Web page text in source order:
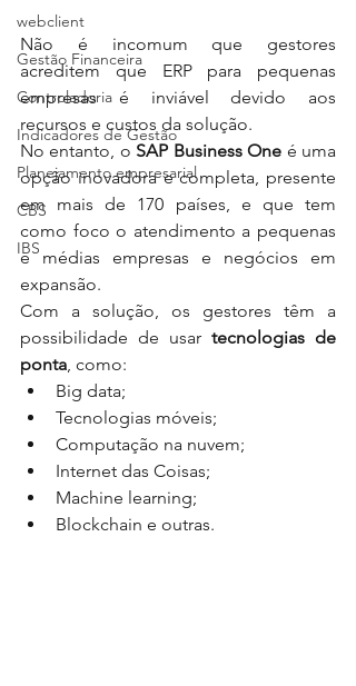
webclient
Gestão Financeira
Controladoria
Indicadores de Gestão
Planejamento empresarial
CBS
IBS
Não é incomum que gestores
acreditem que ERP para pequenas
empresas é inviável devido aos
recursos e custos da solução.
No entanto, o SAP Business One é uma
opção inovadora e completa, presente
em mais de 170 países, e que tem
como foco o atendimento a pequenas
e médias empresas e negócios em
expansão.
Com a solução, os gestores têm a
possibilidade de usar tecnologias de
ponta, como:
Big data;
Tecnologias móveis;
Computação na nuvem;
Internet das Coisas;
Machine learning;
Blockchain e outras.